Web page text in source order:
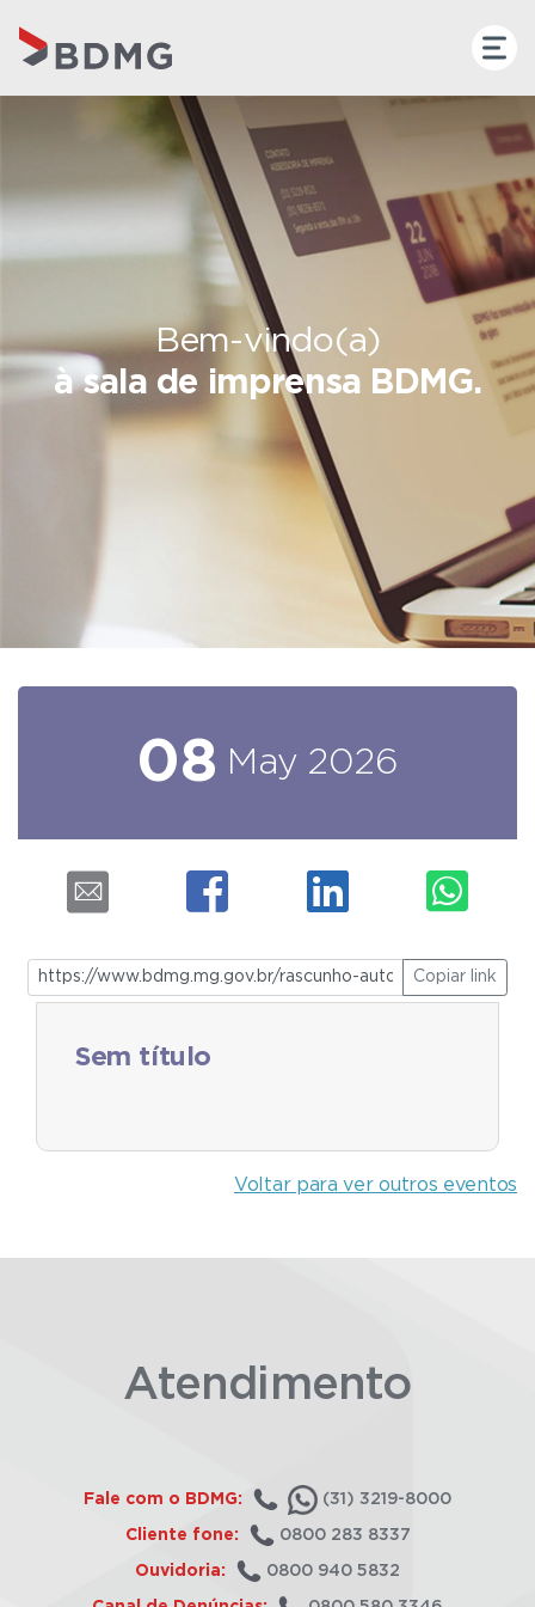
Bem-vindo(a)
à sala de imprensa BDMG.
08 May 2026
Copiar link
Sem título
Voltar para ver outros eventos
Atendimento
Fale com o BDMG: (31) 3219-8000
Cliente fone: 0800 283 8337
Ouvidoria: 0800 940 5832